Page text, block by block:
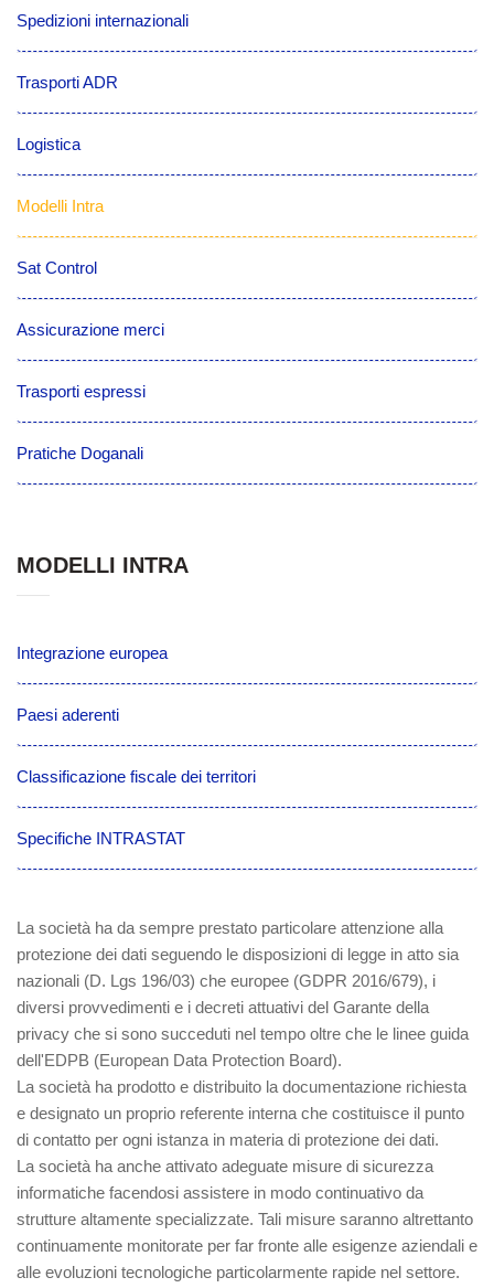
Spedizioni internazionali
Trasporti ADR
Logistica
Modelli Intra
Sat Control
Assicurazione merci
Trasporti espressi
Pratiche Doganali
MODELLI INTRA
Integrazione europea
Paesi aderenti
Classificazione fiscale dei territori
Specifiche INTRASTAT
La società ha da sempre prestato particolare attenzione alla
protezione dei dati seguendo le disposizioni di legge in atto sia
nazionali (D. Lgs 196/03) che europee (GDPR 2016/679), i
diversi provvedimenti e i decreti attuativi del Garante della
privacy che si sono succeduti nel tempo oltre che le linee guida
dell'EDPB (European Data Protection Board).
La società ha prodotto e distribuito la documentazione richiesta
e designato un proprio referente interna che costituisce il punto
di contatto per ogni istanza in materia di protezione dei dati.
La società ha anche attivato adeguate misure di sicurezza
informatiche facendosi assistere in modo continuativo da
strutture altamente specializzate. Tali misure saranno altrettanto
continuamente monitorate per far fronte alle esigenze aziendali e
alle evoluzioni tecnologiche particolarmente rapide nel settore.